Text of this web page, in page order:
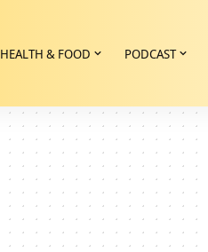
HEALTH & FOOD PODCAST